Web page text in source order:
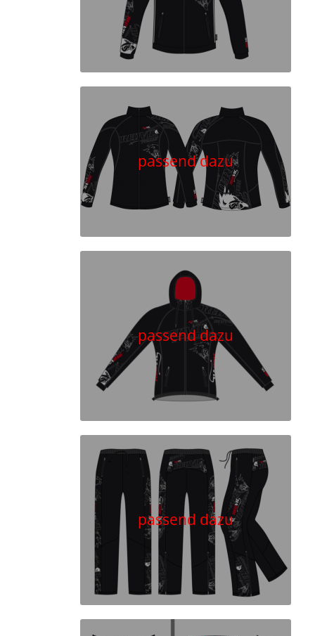
passend dazu
passend dazu
passend dazu